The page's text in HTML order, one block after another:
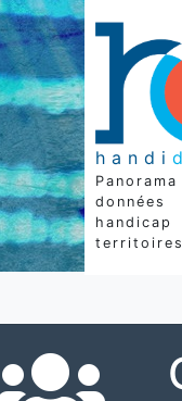
handi
territoires